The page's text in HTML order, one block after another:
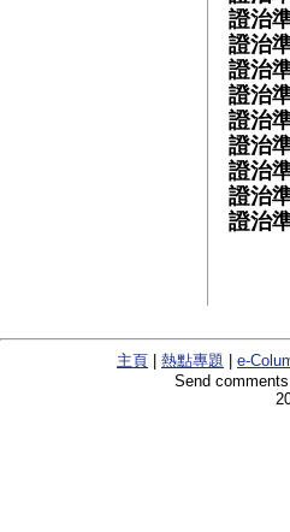
證治
證治
證治
證治
證治
證治
證治
證治
證治
主頁 熱點專題 e-
Send